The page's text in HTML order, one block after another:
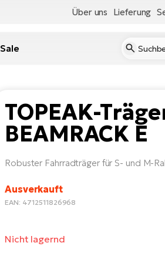
Über uns Lieferung
Sale
TOPEAK-
BEAMRACK E
Robuster Fahrradträger für S- und M-
Ausverkauft
EAN: 4712511826968
Nicht lagernd